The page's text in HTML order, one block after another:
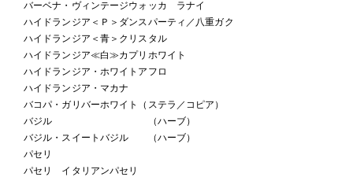
バーベナ・ヴィンテージウォッカ ラナイ
ハイドランジア＜Ｐ＞ダンスパーティ／八重ガク
ハイドランジア＜青＞クリスタル
ハイドランジア≪白≫カプリホワイト
ハイドランジア・ホワイトアフロ
ハイドランジア・マカナ
バコパ・ガリバーホワイト（ステラ／コピア）
バジル （ハーブ）
バジル・スイートバジル （ハーブ）
パセリ
パセリ イタリアンパセリ